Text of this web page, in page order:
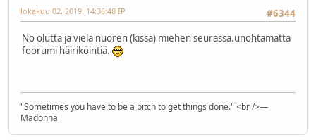
#6344
lokakuu 02, 2019, 14:36:48 IP
No olutta ja vielä nuoren (kissa) miehen seurassa.unohtamatta
foorumi häiriköintiä.
"Sometimes you have to be a bitch to get things done." <br />―
Madonna